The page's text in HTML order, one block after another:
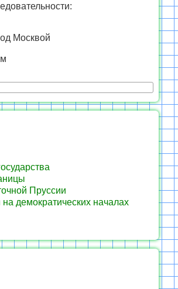
Москвой
Пруссии
демократических началах